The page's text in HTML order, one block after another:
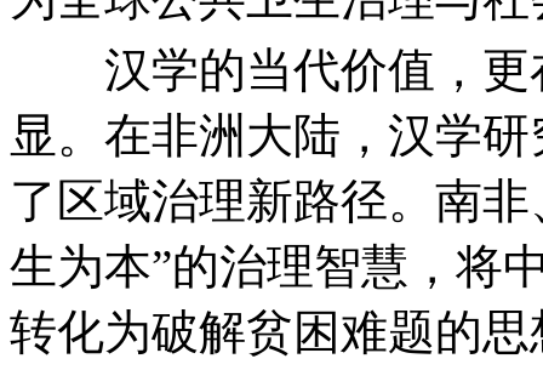
汉学的当代价值，更
显。在非洲大陆，汉学
了区域治理新路径。南
生为本”的治理智慧，将
转化为破解贫困难题的